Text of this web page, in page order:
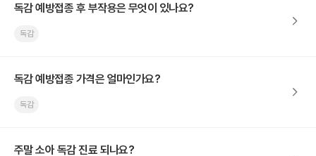
독감 예방접종 후 부작용은 무엇이 있나요?
독감
독감 예방접종 가격은 얼마인가요?
독감
주말 소아 독감 진료 되나요?